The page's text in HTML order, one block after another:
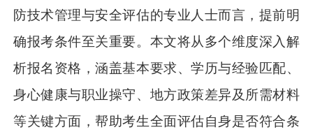
防技术管理与安全评估的专业人士而言，提前明
确报考条件至关重要。本文将从多个维度深入解
析报名资格，涵盖基本要求、学历与经验匹配、
身心健康与职业操守、地方政策差异及所需材料
等关键方面，帮助考生全面评估自身是否符合条